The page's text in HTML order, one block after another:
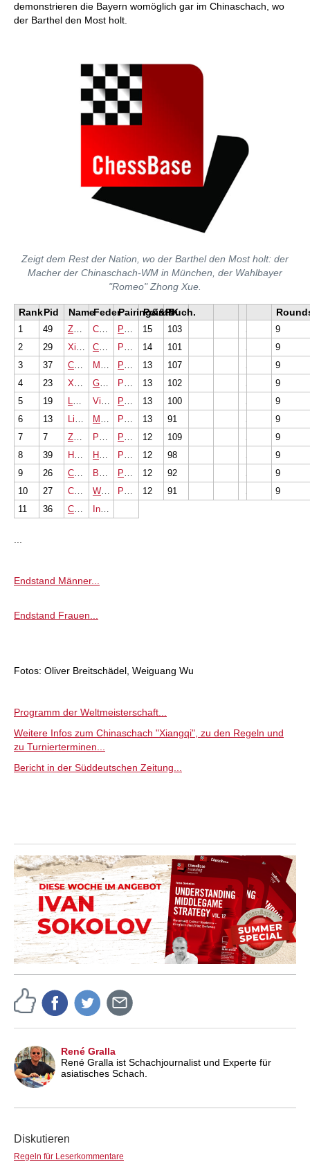
demonstrieren die Bayern womöglich gar im Chinaschach, wo
der Barthel den Most holt.
Zeigt dem Rest der Nation, wo der Barthel den Most holt: der
Macher der Chinaschach-WM in München, der Wahlbayer
"Romeo" Zhong Xue.
RankPid NameFederPairing&&PK
PointsBuch.
1 49 ZhengWeiTong China Pairing |PK
15 103
9
2
29 XieJing China Pairing |PK
14 101
9
3
37 CaoYanLei Macao Pairing |PK
13 107
9
4
23 XueHanDi Germany Pairing |PK
13 102
9
5
19 LaiLiXiong Vietnam Pairing |PK
13 100
9
6
13 LiJinHuan Macao Pairing |PK
13 91
9
7
7 ZhuangHongMing Philippine Pairing |PK
12 109
9
8
39 HuangXueQian HongKong Pairing |PK
12 98
9
9
26 ChenFaZuo Britain Pairing |PK
12 92
9
10
27 ChenYouFa West Malaysia Pairing |PK
12 91
9
11
36 CuiHang Indonesia
Endstand Männer...
Endstand Frauen...
Fotos: Oliver Breitschädel, Weiguang Wu
Programm der Weltmeisterschaft...
Weitere Infos zum Chinaschach "Xiangqi", zu den Regeln und
zu Turnierterminen...
Bericht in der Süddeutschen Zeitung...
René Gralla
René Gralla ist Schachjournalist und Experte für
asiatisches Schach.
Diskutieren
Regeln für Leserkommentare